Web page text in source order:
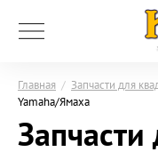
Главная / Запчасти для
Yamaha/Ямаха
Запчасти